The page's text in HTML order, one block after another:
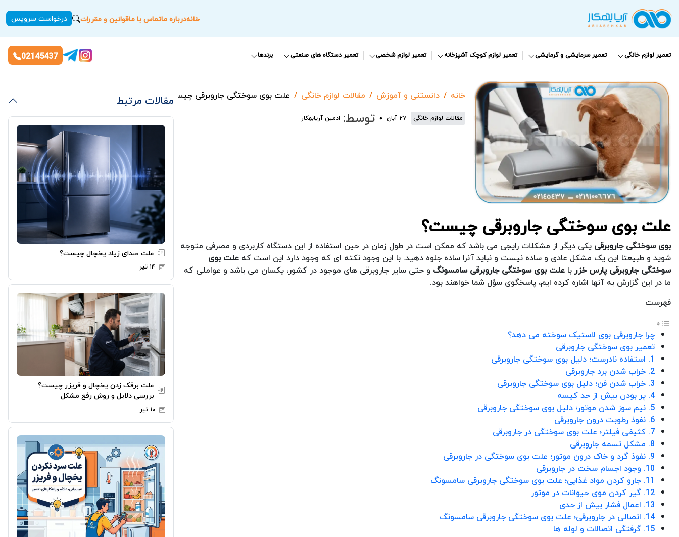
خانهدرباره ماتماس با ماقوانین و مقررات درخواست سرویس
تعمیر لوازم خانگی تعمیر سرمایشی و گرمایشی تعمیر لوازم کوچک آشپزخانه تعمیر لوازم شخصی تعمیر دستگاه های صنعتی برندها 02145437
خانه دانستنی و آموزش مقالات لوازم خانگی علت بوی سوختگی جاروبرقی چیست؟
مقالات لوازم خانگی ۲۷ آبان توسط: ادمین آریابهکار
علت بوی سوختگی جاروبرقی چیست؟
بوی سوختگی جاروبرقی یکی دیگر از مشکلات رایجی می باشد که ممکن است در طول زمان در حین استفاده از این دستگاه کاربردی و مصرفی متوجه
شوید و طبیعتا این یک مشکل عادی و ساده نیست و نباید آنرا ساده جلوه دهید. با این وجود نکته ای که وجود دارد این است که علت بوی
سوختگی جاروبرقی پارس خزربا علت بوی سوختگی جاروبرقی سامسونگ و حتی سایر جاروبرقی های موجود در کشور، یکسان می باشد و عواملی که
ما در این گزارش به آنها اشاره کرده ایم، پاسخگوی سؤل شما خواهند بود.
فهرست
چرا جاروبرقی بوی لاستیک سوخته می دهد؟
تعمیر بوی سوختگی جاروبرقی
1. استفاده نادرست؛ دلیل بوی سوختگی جاروبرقی
2. خراب شدن برد جاروبرقی
3. خراب شدن فن؛ دلیل بوی سوختگی جاروبرقی
4. پر بودن بیش از حد کیسه
5. نیم سوز شدن موتور؛ دلیل بوی سوختگی جاروبرقی
6. نفوذ رطوبت درون جاروبرقی
7. کثیفی فیلتر؛ علت بوی سوختگی در جاروبرقی
8. مشکل تسمه جاروبرقی
9. نفوذ گرد و خاک درون موتور؛ علت بوی سوختگی در جاروبرقی
10. وجود اجسام سخت در جاروبرقی
11. جارو کردن مواد غذایی؛ علت بوی سوختگی جاروبرقی سامسونگ
12. گیر کردن موی حیوانات در موتور
13. اعمال فشار بیش از حدی
14. اتصالی در جاروبرقی؛ علت بوی سوختگی جاروبرقی سامسونگ
15. گرفتگی اتصالات و لوله ها
مقالات مرتبط
علت صدای زیاد یخچال چیست؟
۱۴ تیر
علت برفک زدن یخچال و فریزر چیست؟
بررسی دلایل و روش رفع مشکل
۱۰ تیر